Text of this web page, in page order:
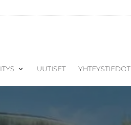
UUTISET YHTEYSTIEDOT